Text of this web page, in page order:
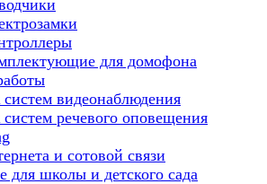
для домофона
видеонаблюдения
речевого оповещения
и сотовой связи
для школы и детского сада